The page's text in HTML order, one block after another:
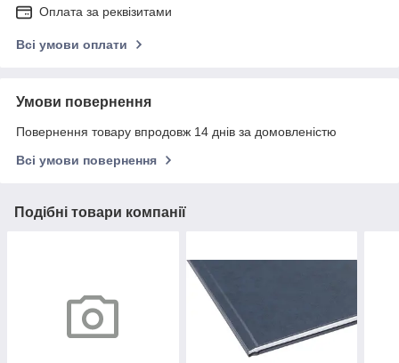
Оплата за реквізитами
Всі умови оплати
Умови повернення
Повернення товару впродовж 14 днів за домовленістю
Всі умови повернення
Подібні товари компанії